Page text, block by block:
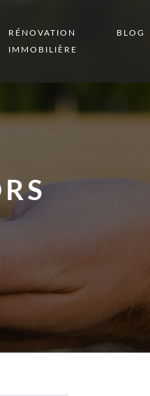
RÉNOVATION
IMMOBILIÈRE
BLOG